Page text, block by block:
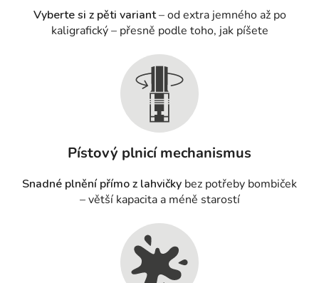
Vyberte si z pěti variant– od extra jemného až po
kaligrafický – přesně podle toho, jak píšete
Pístový plnicí mechanismus
Snadné plnění přímo z lahvičky bez potřeby bombiček
– větší kapacita a méně starostí